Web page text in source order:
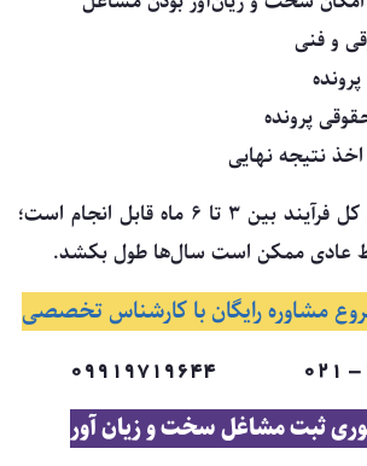
و فنی
پرونده
نتیجه نهایی
در بسیاری از موارد، کل فرآیند بین ۳ تا ۶ ماه قابل انجام است؛
عادی ممکن است سال‌ها طول بکشد.
مشاوره رایگان با کارشناس تخصصی
ثبت مشاغل سخت و زیان آور